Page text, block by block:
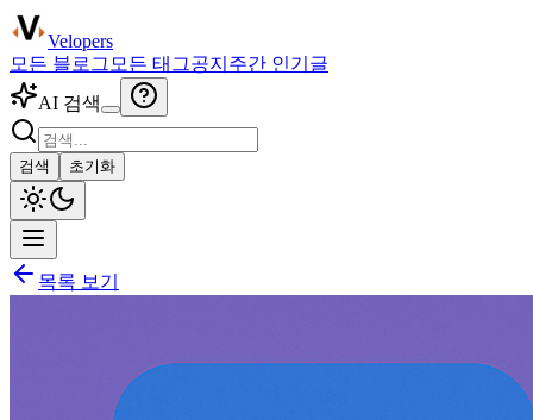
Velopers
모든 블로그 모든 태그공지 주간 인기글
AI 검색
검색 초기화
목록 보기